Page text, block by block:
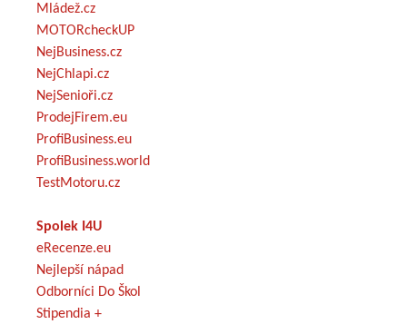
Mládež.cz
MOTORcheckUP
NejBusiness.cz
NejChlapi.cz
NejSenioři.cz
ProdejFirem.eu
ProfiBusiness.eu
ProfiBusiness.world
TestMotoru.cz
Spolek I4U
eRecenze.eu
Nejlepší nápad
Odborníci Do Škol
Stipendia +